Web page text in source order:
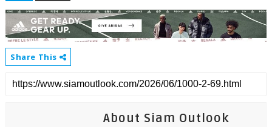
Share This
About Siam Outlook